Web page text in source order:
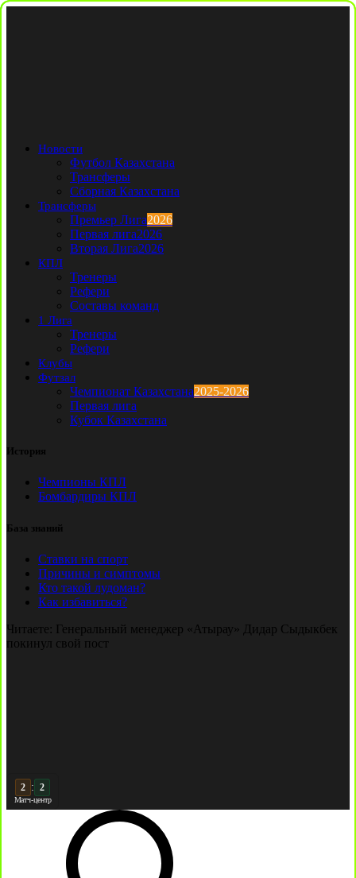
Новости
Футбол Казахстана
Трансферы
Сборная Казахстана
Трансферы
Премьер Лига2026
Первая лига2026
Вторая Лига2026
КПЛ
Тренеры
Рефери
Составы команд
1 Лига
Тренеры
Рефери
Клубы
Футзал
Чемпионат Казахстана2025-2026
Первая лига
Кубок Казахстана
История
Чемпионы КПЛ
Бомбардиры КПЛ
База знаний
Ставки на спорт
Причины и симптомы
Кто такой лудоман?
Как избавиться?
Читаете: Генеральный менеджер «Атырау» Дидар Сыдыкбек
покинул свой пост
3 :
3
Матч-центр